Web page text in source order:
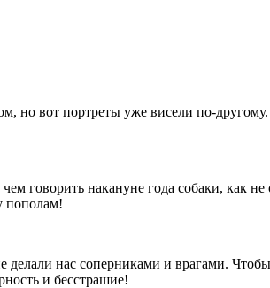
но вот портреты уже висели по-
говорить накануне года собаки, как не
пополам!
делали нас соперниками и врагами.
и бесстрашие!